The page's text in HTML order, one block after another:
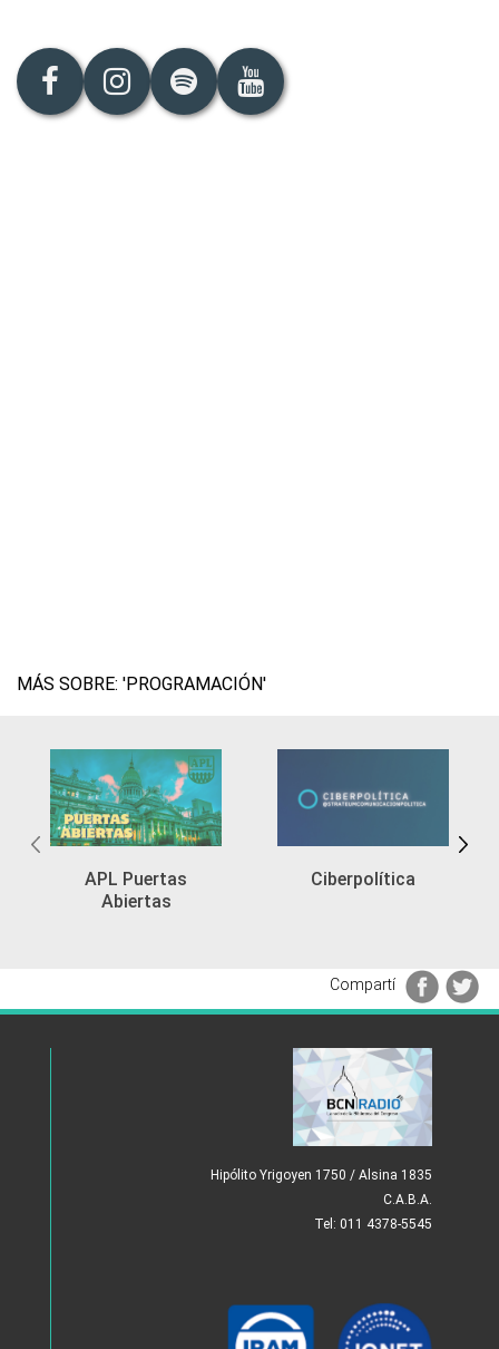
MÁS SOBRE: 'PROGRAMACIÓN'
APL Puertas
Abiertas
Ciberpolítica
Compartí
Hipólito Yrigoyen 1750 / Alsina 1835
C.A.B.A.
Tel: 011 4378-5545